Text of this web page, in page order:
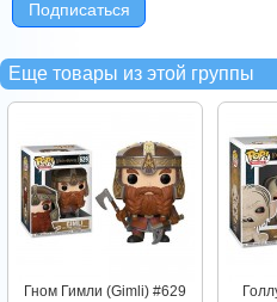
Подписаться
Еще товары из этой группы
Гном Гимли (Gimli) #629